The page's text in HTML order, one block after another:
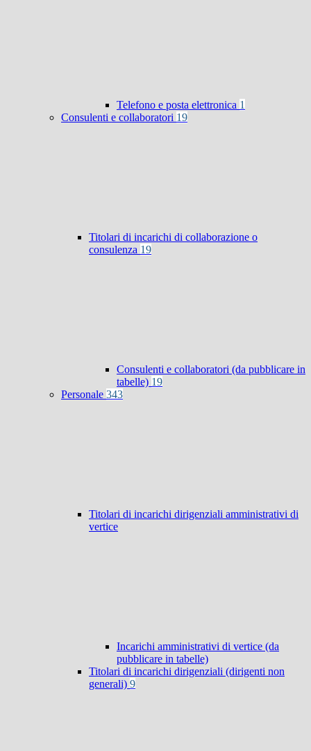
Telefono e posta elettronica 1
Consulenti e collaboratori 19
Titolari di incarichi di collaborazione o
consulenza 19
Consulenti e collaboratori (da pubblicare in
tabelle) 19
Personale 343
Titolari di incarichi dirigenziali amministrativi di
vertice
Incarichi amministrativi di vertice (da
pubblicare in tabelle)
Titolari di incarichi dirigenziali (dirigenti non
generali) 9